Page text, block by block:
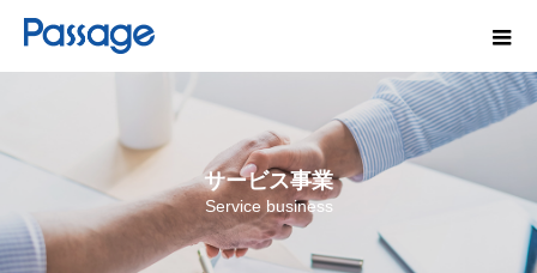
サービス事業
Service business